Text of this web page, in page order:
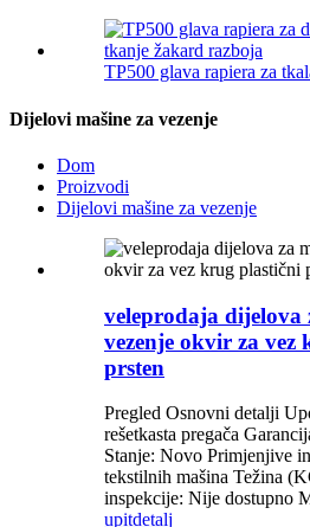
TP500 glava rapiera za
Dijelovi mašine za vezenje
Dom
Proizvodi
Dijelovi mašine za vezenje
veleprodaja dijelova
vezenje okvir za vez
prsten
Pregled Osnovni detalji
rešetkasta pregača
Stanje: Novo Primjenjive
tekstilnih mašina Težina
inspekcije: Nije dostupno
upitdetalj